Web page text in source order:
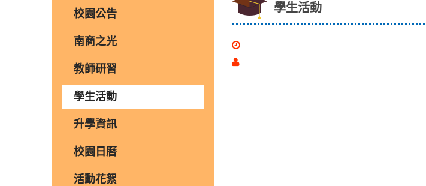
校園公告
南商之光
教師研習
學生活動
升學資訊
校園日曆
活動花絮
學生活動